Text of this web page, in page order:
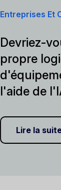
Entreprises Et
Devriez-
propre
l'aide de
Lire la